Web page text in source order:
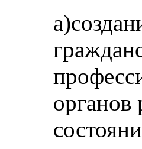
органов